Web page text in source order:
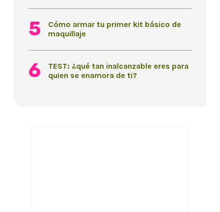
Cómo armar tu primer kit básico de
maquillaje
TEST: ¿qué tan inalcanzable eres para
quien se enamora de ti?